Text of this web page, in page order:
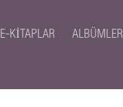
E-KITAPLAR ALBÜMLER